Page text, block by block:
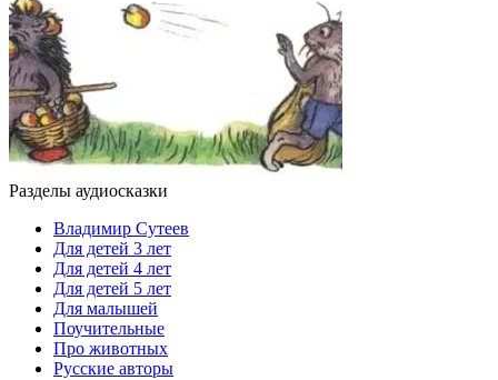
Разделы аудиосказки
Владимир Сутеев
Для детей 3 лет
Для детей 4 лет
Для детей 5 лет
Для малышей
Поучительные
Про животных
Русские авторы